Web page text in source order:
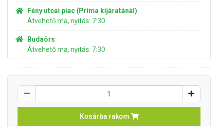
Fény utcai piac (Príma kijáratánál)
Átvehető ma, nyitás: 7:30
Budaörs
Átvehető ma, nyitás: 7:30
Kosárba rakom